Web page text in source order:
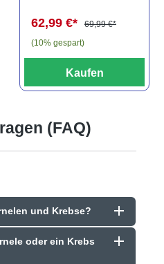
62,99 €*
69,99 €*
(10% gespart)
Kaufen
(FAQ)
und Krebse?
oder ein Krebs